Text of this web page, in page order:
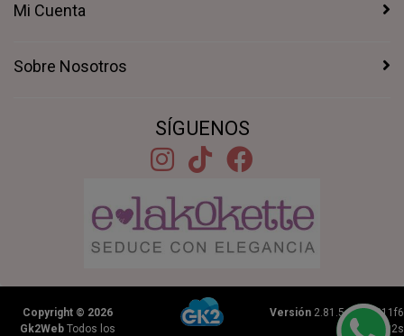
Mi Cuenta
Sobre Nosotros
SÍGUENOS
Copyright © 2026
Gk2WebTodos los
Versión2.81.5+1b46211f6
0.2602s